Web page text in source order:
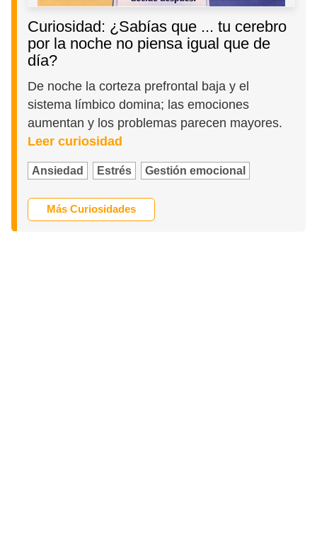
Curiosidad: ¿Sabías que ... tu cerebro
por la noche no piensa igual que de
día?
De noche la corteza prefrontal baja y el
sistema límbico domina; las emociones
aumentan y los problemas parecen mayores.
Leer curiosidad
Ansiedad Estrés Gestión emocional
Más Curiosidades